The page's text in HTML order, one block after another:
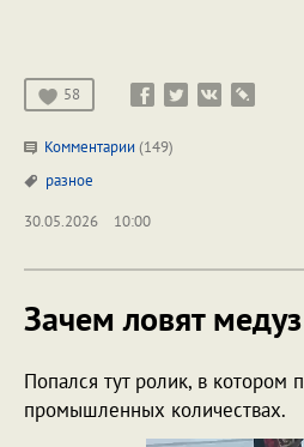
58
Комментарии (149)
разное
30.05.2026
10:00
Зачем ловят медуз
Попался тут ролик, в котором
промышленных количествах.